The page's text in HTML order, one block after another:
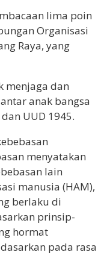
lima poin
Organisasi
Raya, yang
menjaga dan
anak bangsa
UUD 1945.
menyatakan
lain
manusia (HAM),
berlaku di
prinsip-
hormat
pada rasa